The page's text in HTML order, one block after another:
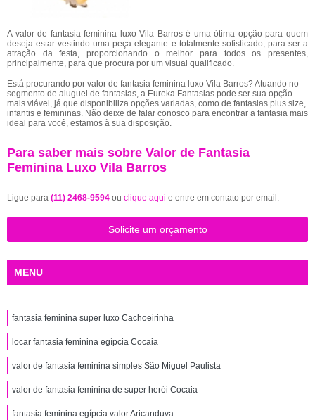
A valor de fantasia feminina luxo Vila Barros é uma ótima opção para quem
deseja estar vestindo uma peça elegante e totalmente sofisticado, para ser a
atração da festa, proporcionando o melhor para todos os presentes,
principalmente, para que procura por um visual qualificado.
Está procurando por valor de fantasia feminina luxo Vila Barros? Atuando no
segmento de aluguel de fantasias, a Eureka Fantasias pode ser sua opção
mais viável, já que disponibiliza opções variadas, como de fantasias plus size,
infantis e femininas. Não deixe de falar conosco para encontrar a fantasia mais
ideal para você, estamos à sua disposição.
Para saber mais sobre Valor de Fantasia
Feminina Luxo Vila Barros
Ligue para (11) 2468-9594 ou clique aqui e entre em contato por email.
Solicite um orçamento
MENU
fantasia feminina super luxo Cachoeirinha
locar fantasia feminina egípcia Cocaia
valor de fantasia feminina simples São Miguel Paulista
valor de fantasia feminina de super herói Cocaia
fantasia feminina egípcia valor Aricanduva